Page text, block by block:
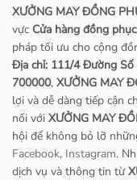
XƯỞNG MAY ĐỒNG
vực Cửa hàng đồng phục
pháp tối ưu cho cộng
Địa chỉ: 111/4 Đường
700000, XƯỞNG MAY
lợi và dễ dàng tiếp cận
nối với XƯỞNG MAY
hội để không bỏ lỡ
Facebook, Instagram.
dịch vụ và thông tin từ